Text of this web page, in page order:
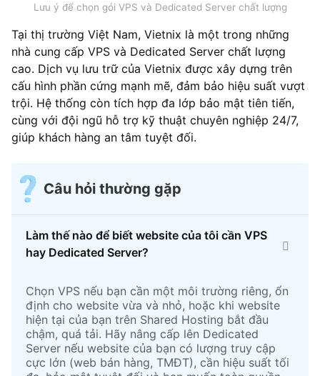
Lưu ý để chọn gói VPS và Dedicated Server chất lượng
Tại thị trường Việt Nam, Vietnix là một trong những
nhà cung cấp VPS và Dedicated Server chất lượng
cao. Dịch vụ lưu trữ của Vietnix được xây dựng trên
cấu hình phần cứng mạnh mẽ, đảm bảo hiệu suất vượt
trội. Hệ thống còn tích hợp đa lớp bảo mật tiên tiến,
cùng với đội ngũ hỗ trợ kỹ thuật chuyên nghiệp 24/7,
giúp khách hàng an tâm tuyệt đối.
Câu hỏi thường gặp
Làm thế nào để biết website của tôi cần VPS
hay Dedicated Server?
Chọn VPS nếu bạn cần một môi trường riêng, ổn
định cho website vừa và nhỏ, hoặc khi website
hiện tại của bạn trên Shared Hosting bắt đầu
chậm, quá tải. Hãy nâng cấp lên Dedicated
Server nếu website của bạn có lượng truy cập
cực lớn (web bán hàng, TMĐT), cần hiệu suất tối